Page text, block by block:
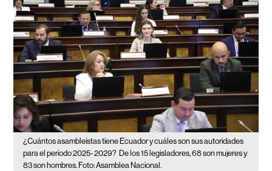
¿Cuántos asambleístas tiene Ecuador y cuáles son sus autoridades
para el periodo 2025- 2029? De los 15 legisladores, 68 son mujeres y
83 son hombres. Foto: Asamblea Nacional.